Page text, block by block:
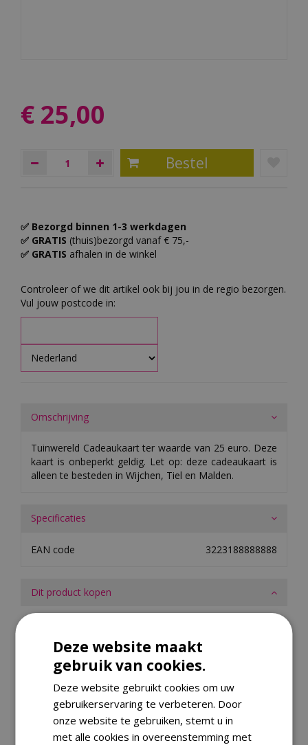
€ 25,00
✅ Bezorgd binnen 1-3 werkdagen
✅ GRATIS (thuis)bezorgd vanaf € 75,-
✅ GRATIS afhalen in de winkel
Controleer of we dit artikel ook bij jou in de regio bezorgen.
Vul jouw postcode in:
Omschrijving
Tuinwereld Cadeaukaart ter waarde van 25 euro. Deze
kaart is onbeperkt geldig. Let op: deze cadeaukaart is
alleen te besteden in Wijchen, Tiel en Malden.
Specificaties
EAN code 3223188888888
Dit product kopen
Kijk ook eens naar:
Deze website maakt
gebruik van cookies.
Deze website gebruikt cookies om uw
gebruikerservaring te verbeteren. Door
onze website te gebruiken, stemt u in
met alle cookies in overeenstemming met